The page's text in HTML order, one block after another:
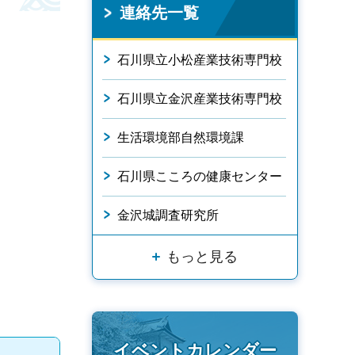
連絡先一覧
石川県立小松産業技術専門校
石川県立金沢産業技術専門校
生活環境部自然環境課
石川県こころの健康センター
金沢城調査研究所
もっと見る
イベントカレンダー